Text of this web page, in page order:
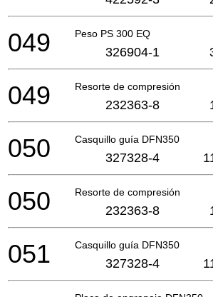
Peso PS 300 EQ
049 326904-1
Resorte de compresión
049 232363-8
Casquillo guía DFN350
050 327328-4
Resorte de compresión
050 232363-8
Casquillo guía DFN350
051 327328-4